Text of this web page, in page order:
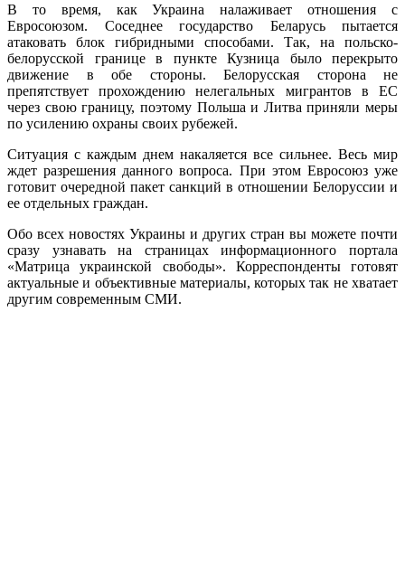
В то время, как Украина налаживает отношения с
Евросоюзом. Соседнее государство Беларусь пытается
атаковать блок гибридными способами. Так, на польско-
белорусской границе в пункте Кузница было перекрыто
движение в обе стороны. Белорусская сторона не
препятствует прохождению нелегальных мигрантов в ЕС
через свою границу, поэтому Польша и Литва приняли меры
по усилению охраны своих рубежей.
Ситуация с каждым днем накаляется все сильнее. Весь мир
ждет разрешения данного вопроса. При этом Евросоюз уже
готовит очередной пакет санкций в отношении Белоруссии и
ее отдельных граждан.
Обо всех новостях Украины и других стран вы можете почти
сразу узнавать на страницах информационного портала
«Матрица украинской свободы». Корреспонденты готовят
актуальные и объективные материалы, которых так не хватает
другим современным СМИ.